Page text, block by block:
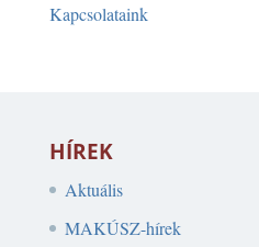
Kapcsolataink
HÍREK
Aktuális
MAKÚSZ-hírek